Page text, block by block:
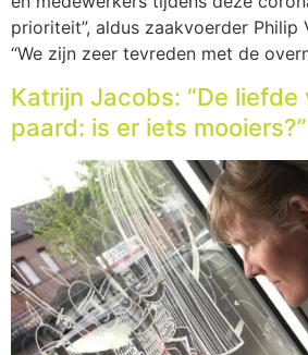
prioriteit”, aldus zaakvoerder Philip
“We zijn zeer tevreden met de
Katrijn Jacobs: “De liefde
paard: is er iets mooiers?”